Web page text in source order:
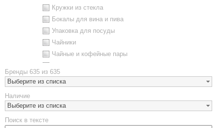
Кружки из стекла
Бокалы для вина и пива
Упаковка для посуды
Чайники
Чайные и кофейные пары
Наборы посуды
Предметы сервировки
Стаканы
Эко кружки
ЕВРОПОСУДА
Бренды 635 из 635
Выберите из списка
Наличие
Выберите из списка
Поиск в тексте